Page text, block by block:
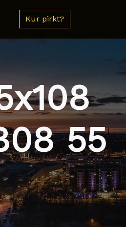
Kur pirkt?
55